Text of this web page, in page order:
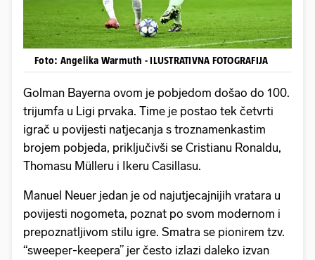
Foto: Angelika Warmuth - ILUSTRATIVNA FOTOGRAFIJA
Golman Bayerna ovom je pobjedom došao do 100.
trijumfa u Ligi prvaka. Time je postao tek četvrti
igrač u povijesti natjecanja s troznamenkastim
brojem pobjeda, priključivši se Cristianu Ronaldu,
Thomasu Mülleru i Ikeru Casillasu.
Manuel Neuer jedan je od najutjecajnijih vratara u
povijesti nogometa, poznat po svom modernom i
prepoznatljivom stilu igre. Smatra se pionirem tzv.
“sweeper-keepera” jer često izlazi daleko izvan